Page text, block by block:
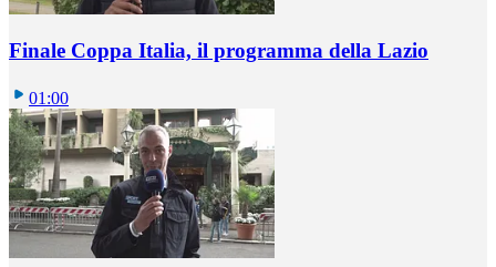
Finale Coppa Italia, il programma della Lazio
01:00